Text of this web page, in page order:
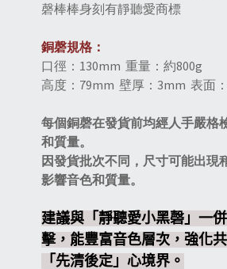
磬棒棒身刻有靜聽愛商標
銅磬規格：
口徑：130mm 重量：約800g
高度：79mm 壁厚：3mm 表面
每個銅磬在發貨前均經人手嚴格
和質量。
因發貨批次不同，尺寸可能出現
影響音色和質量。
建議與「靜聽愛小黑磬」一
擊，能豐富音色層次，強化
「先清後定」心境界。